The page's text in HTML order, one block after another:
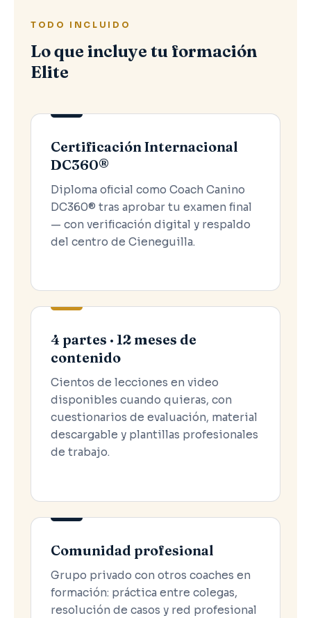
TODO INCLUIDO
Lo que incluye tu formación
Elite
Certificación Internacional
DC360®
Diploma oficial como Coach Canino
DC360® tras aprobar tu examen final
— con verificación digital y respaldo
del centro de Cieneguilla.
4 partes · 12 meses de
contenido
Cientos de lecciones en video
disponibles cuando quieras, con
cuestionarios de evaluación, material
descargable y plantillas profesionales
de trabajo.
Comunidad profesional
Grupo privado con otros coaches en
formación: práctica entre colegas,
resolución de casos y red profesional